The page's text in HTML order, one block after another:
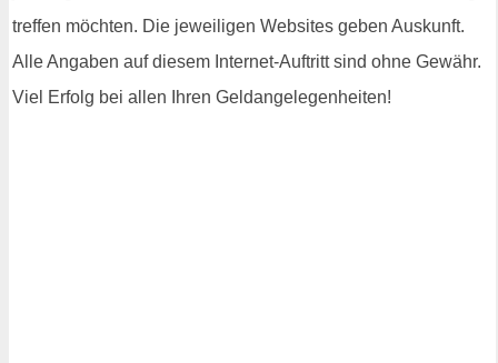
treffen möchten. Die jeweiligen Websites geben Auskunft.
Alle Angaben auf diesem Internet-Auftritt sind ohne Gewähr.
Viel Erfolg bei allen Ihren Geldangelegenheiten!